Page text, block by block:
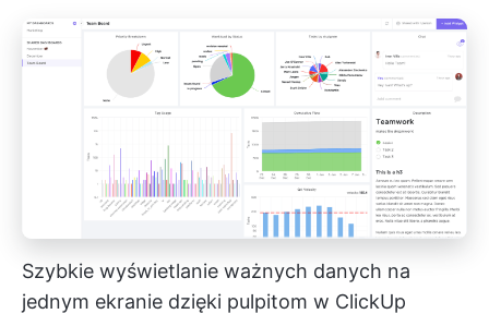
Szybkie wyświetlanie ważnych danych na
jednym ekranie dzięki pulpitom w ClickUp